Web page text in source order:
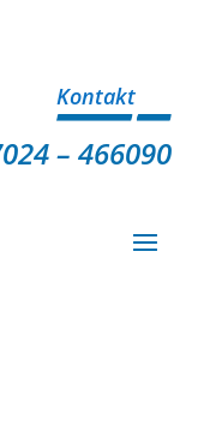
Kontakt
– 466090